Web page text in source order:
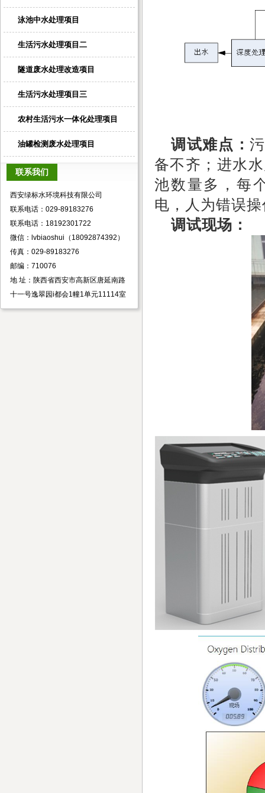
泳池中水处理项目
生活污水处理项目二
隧道废水处理改造项目
生活污水处理项目三
农村生活污水一体化处理项目
油罐检测废水处理项目
联系我们
西安绿标水环境科技有限公司
联系电话：029-89183276
联系电话：18192301722
微信：lvbiaoshui（18092874392）
传真：029-89183276
邮编：710076
地 址：陕西省西安市高新区唐延南路
十一号逸翠园i都会1幢1单元11114室
调试难点：
备不齐；进水
池数量多，每
电，人为错误
调试现场 ：